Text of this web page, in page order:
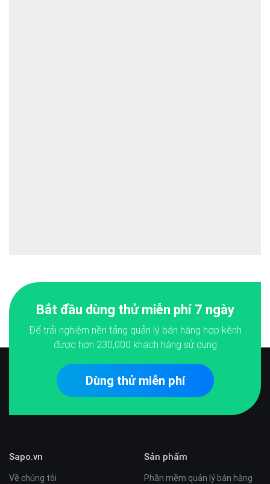
Bắt đầu dùng thử miễn phí 7 ngày
Để trải nghiệm nền tảng quản lý bán hàng hợp kênh
được hơn 230,000 khách hàng sử dụng
Dùng thử miễn phí
Sapo.vn
Về chúng tôi
Sản phẩm
Phần mềm quản lý bán hàng